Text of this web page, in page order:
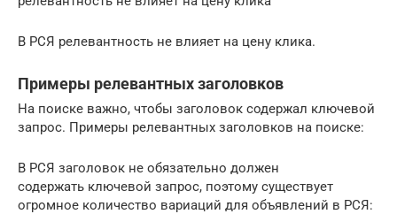
В РСЯ релевантность не влияет на цену клика.
Примеры релевантных заголовков
На поиске важно, чтобы заголовок содержал ключевой
запрос. Примеры релевантных заголовков на поиске:
В РСЯ заголовок не обязательно должен
содержать ключевой запрос, поэтому существует
огромное количество вариаций для объявлений в РСЯ: